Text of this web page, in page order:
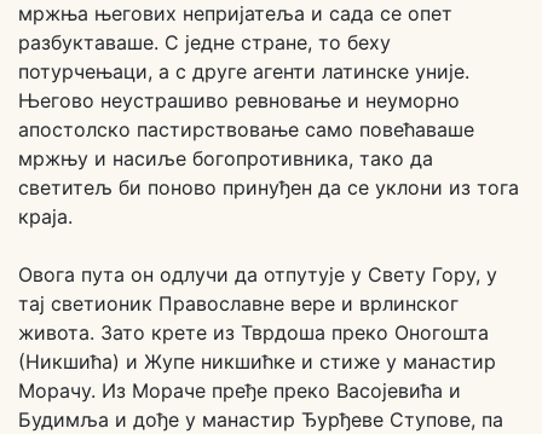
мржња његових непријатеља и сада се опет
разбуктаваше. С једне стране, то беху
потурчењаци, а с друге агенти латинске уније.
Његово неустрашиво ревновање и неуморно
апостолско пастирствовање само повећаваше
мржњу и насиље богопротивника, тако да
светитељ би поново принуђен да се уклони из тога
краја.
Овога пута он одлучи да отпутује у Свету Гору, у
тај светионик Православне вере и врлинског
живота. Зато крете из Тврдоша преко Оногошта
(Никшића) и Жупе никшићке и стиже у манастир
Морачу. Из Мораче пређе преко Васојевића и
Будимља и дође у манастир Ђурђеве Ступове, па